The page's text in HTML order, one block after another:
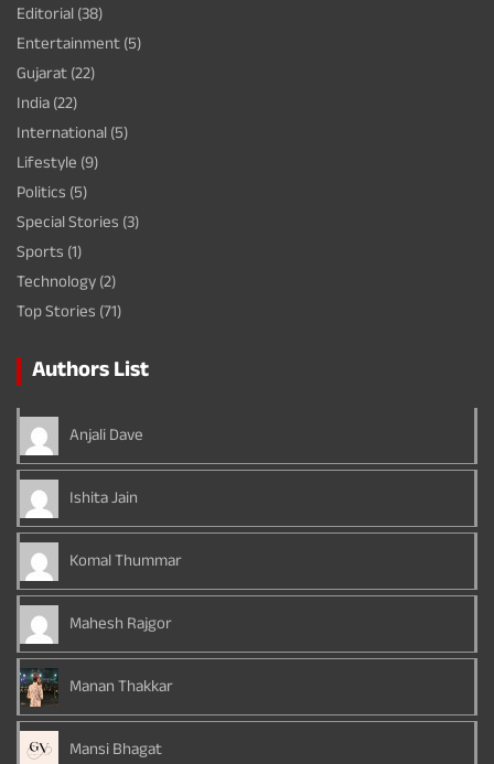
Editorial(38)
Entertainment(5)
Gujarat(22)
India(22)
International(5)
Lifestyle (9)
Politics (5)
Special Stories (3)
Sports (1)
Technology(2)
Top Stories (71)
Authors List
Anjali Dave
Ishita Jain
Komal Thummar
Mahesh Rajgor
Manan Thakkar
Mansi Bhagat